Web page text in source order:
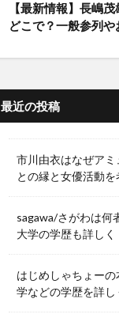
【最新情報】長嶋
どこで？一般参列
最近の投稿
市川由衣はなぜア
との縁と女優活動を
sagawa/さがわは何
大学の学歴も詳しく
はじめしゃちょー
学などの学歴を詳し